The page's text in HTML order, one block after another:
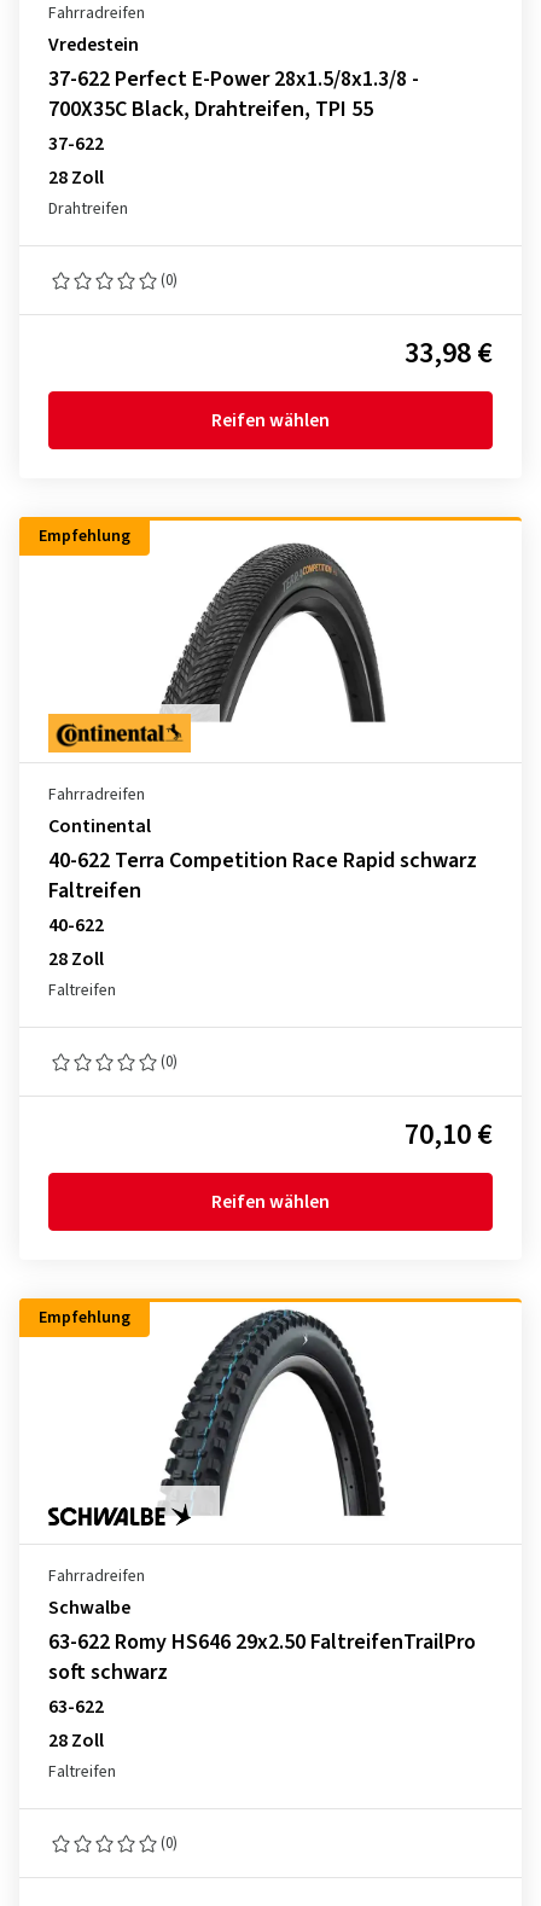
Fahrradreifen
Vredestein
37-622 Perfect E-Power 28x1.5/8x1.3/8 -
700X35C Black, Drahtreifen, TPI 55
37-622
28 Zoll
Drahtreifen
(0)
33,98 €
Reifen wählen
Empfehlung
Fahrradreifen
Continental
40-622 Terra Competition Race Rapid schwarz
Faltreifen
40-622
28 Zoll
Faltreifen
(0)
70,10 €
Reifen wählen
Empfehlung
Fahrradreifen
Schwalbe
63-622 Romy HS646 29x2.50 FaltreifenTrailPro
soft schwarz
63-622
28 Zoll
Faltreifen
(0)